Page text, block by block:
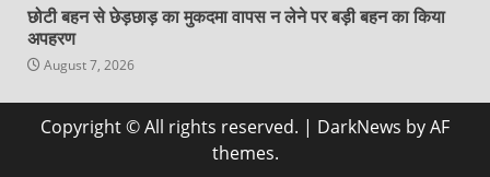
छोटी बहन से छेड़छाड़ का मुकदमा वापस न लेने पर बड़ी बहन का किया
अपहरण
August 7, 2026
Copyright © All rights reserved. | DarkNews by AF
themes.